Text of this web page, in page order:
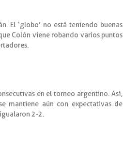
El ‘globo’ no está teniendo buenas
Colón viene robando varios puntos
en el torneo argentino. Así,
mantiene aún con expectativas de
2-2.